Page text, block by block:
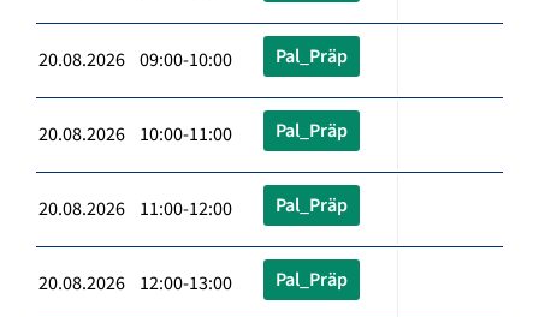
20.08.2026 09:00-10:00 Pal_Präp
20.08.2026 10:00-11:00 Pal_Präp
20.08.2026 11:00-12:00 Pal_Präp
20.08.2026 12:00-13:00 Pal_Präp